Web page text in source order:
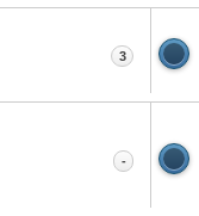
3
-